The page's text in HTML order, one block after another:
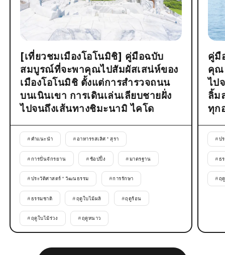
[เที่ยวชมเมืองโอโนมิชิ] คู่มือฉบับ
สมบูรณ์ที่จะพาคุณไปสัมผัสเสน่ห์ของ
เมืองโอโนมิชิ ตั้งแต่การสำรวจถนน
บนเนินเขา การเดินเล่นเลียบชายฝั่ง
ไปจนถึงเส้นทางชิมะนามิ ไคโด
#คำแนะนำ # อาหารรสเลิศ * สุรา
#การปั่นจักรยาน #ช้อปปิ้ง #มาตรฐาน
#ประวัติศาสตร์ * วัฒนธรรม #การรักษา
#ธรรมชาติ #ฤดูใบไม้ผลิ #ฤดูร้อน
#ฤดูใบไม้ร่วง #ฤดูหนาว
คู่มื
คุณ
ไป
ลิ้ม
ทุก
#ป
#ธ
#ฤ